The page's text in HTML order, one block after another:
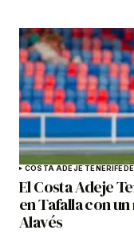
COSTA ADEJE TENERIFE
El Costa Adeje
en Tafalla con
Alavés